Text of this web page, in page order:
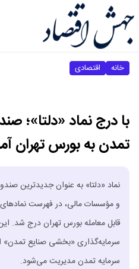
خانه اقتصادی
با درج نماد «دلتا»؛
تمدن به بورس تهران
نماد «دلتا» به عنوان جدیدترین
و مؤسسات مالی، در فهرست
قابل معامله بورس تهران درج شد.
سرمایه‌گذاری «بخشی صنایع
سرمایه تمدن مدیریت می‌شود.